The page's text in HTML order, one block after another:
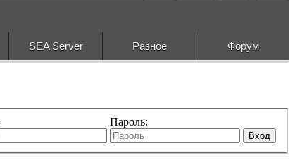
SEA Server Разное Форум
Пароль:
Вход